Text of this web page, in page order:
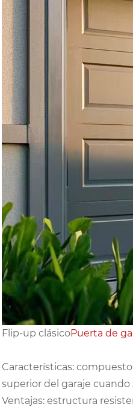
Flip-up clásicoPuerta de
Características:
superior del garaje cuando
Ventajas: estructura